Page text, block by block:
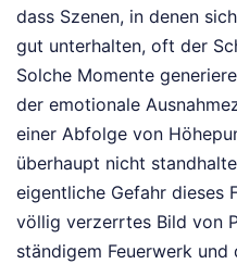
dass Szenen, in denen
gut unterhalten, oft der
Solche Momente
der emotionale
einer Abfolge von
überhaupt nicht
eigentliche Gefahr dieses
völlig verzerrtes Bild von
ständigem Feuerwerk und